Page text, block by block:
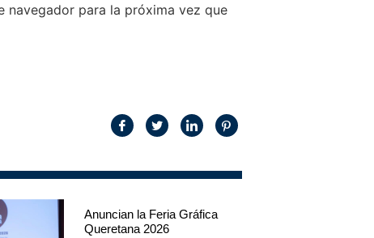
navegador para la próxima vez que
Anuncian la Feria Gráfica
Queretana 2026